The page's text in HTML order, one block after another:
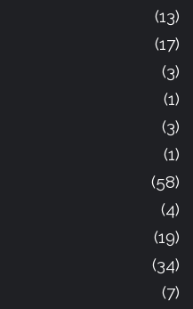
(13)
(17)
(3)
(1)
(3)
(1)
(58)
(4)
(19)
(34)
(7)